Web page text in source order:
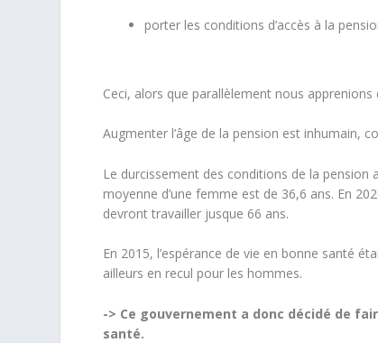
porter les conditions d’accès à la
Ceci, alors que parallèlement nous
Augmenter l’âge de la pension est inhumain,
Le durcissement des conditions de la pension
moyenne d’une femme est de 36,6 ans. En
devront travailler jusque 66 ans.
En 2015, l’espérance de vie en bonne santé
ailleurs en recul pour les hommes.
-> Ce gouvernement a donc décidé de
santé.